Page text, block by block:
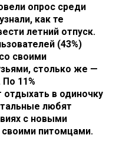
опрос среди
как те
летний отпуск.
(43%)
своими
столько же —
11%
в одиночку
любят
с новыми
питомцами.